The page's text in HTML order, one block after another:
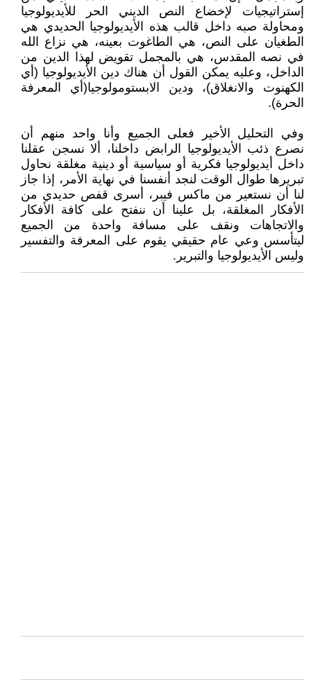
إستراتيجيات لإخضاع النص الديني الحر للأيديولوجيا
ومحاولة صبه داخل قالب هذه الأيديولوجيا الحديدي هي
الطغيان على النص، هي الطاغوت بعينه، هي نزاع الله
في نصه المقدس، هي بالمجمل تقويض لهذا الدين من
الداخل، وعليه يمكن القول أن هناك دين الأيديولوجيا (أي
الكهنوت والانغلاق)، ودين الابستومولوجيا(أي المعرفة
الحرة).
وفي التحليل الأخير فعلى الجميع وأنا واحد منهم أن
نصرع ذئب الأيديولوجيا الرابض داخلنا، ألا نسجن عقلنا
داخل أيديولوجيا فكرية أو سياسية أو دينية مغلقة نحاول
تبريرها طوال الوقت لنجد أنفسنا في نهاية الأمر، إذا جاز
لنا أن نستعير من ماكس فيبر، أسرى قفص حديدي من
الأفكار المغلقة، بل علينا أن ننفتح على كافة الأفكار
والاتجاهات ونقف على مسافة واحدة من الجميع
ليتأسس وعي عام حقيقي يقوم على المعرفة والتفسير
وليس الأيديولوجيا والتبرير.